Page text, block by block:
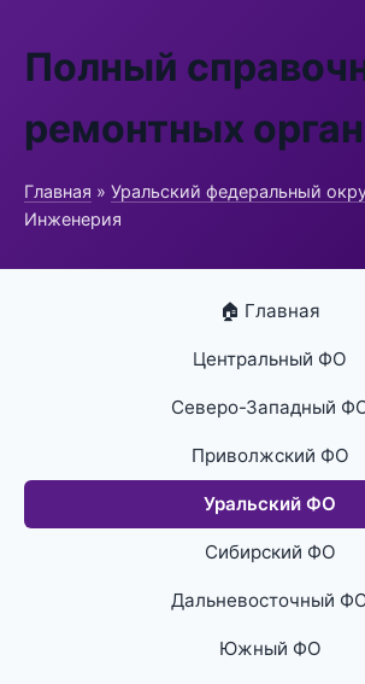
Полный
ремонтных
Главная » Уральский федеральный
Инженерия
🏠 Главная
Центральный ФО
Северо-Западный
Приволжский ФО
Уральский ФО
Сибирский ФО
Дальневосточный
Южный ФО